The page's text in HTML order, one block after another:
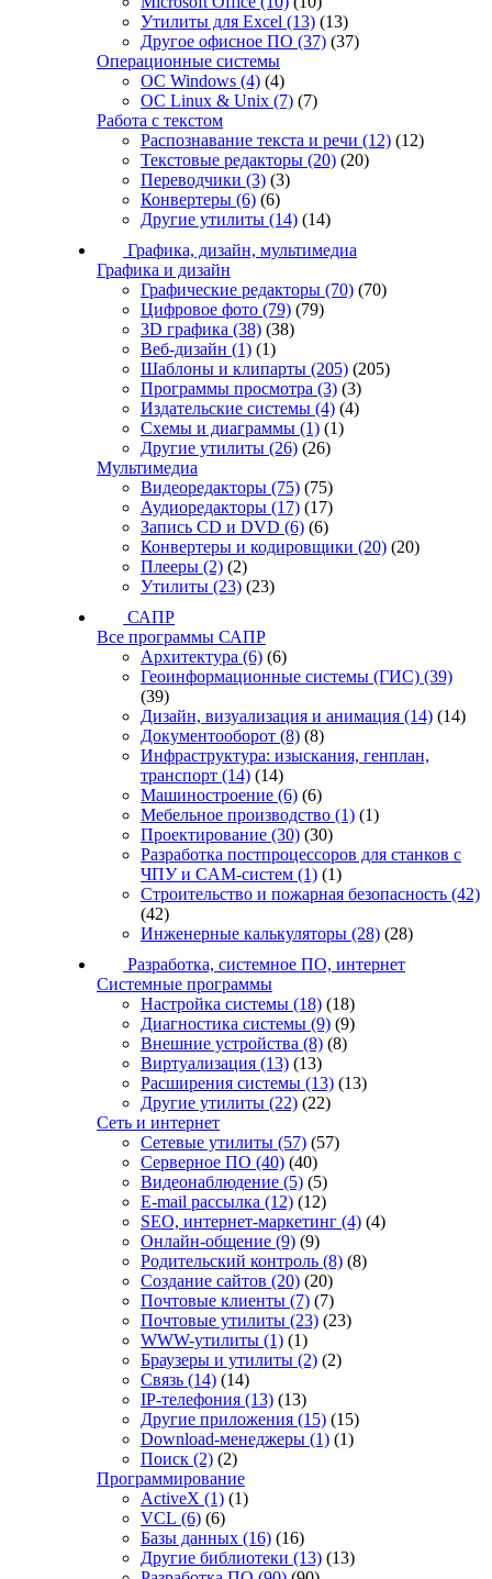
Утилиты для Excel (13) (13)
Другое офисное ПО (37) (37)
Операционные системы
ОС Windows (4) (4)
ОС Linux & Unix (7) (7)
Работа с текстом
Распознавание текста и речи (12) (12)
Текстовые редакторы (20) (20)
Переводчики (3) (3)
Конвертеры (6) (6)
Другие утилиты (14) (14)
Графика, дизайн, мультимедиа
Графика и дизайн
Графические редакторы (70) (70)
Цифровое фото (79) (79)
3D графика (38) (38)
Веб-дизайн (1) (1)
Шаблоны и клипарты (205) (205)
Программы просмотра (3) (3)
Издательские системы (4) (4)
Схемы и диаграммы (1) (1)
Другие утилиты (26) (26)
Мультимедиа
Видеоредакторы (75) (75)
Аудиоредакторы (17) (17)
Запись CD и DVD (6) (6)
Конвертеры и кодировщики (20) (20)
Плееры (2) (2)
Утилиты (23) (23)
САПР
Все программы САПР
Архитектура (6) (6)
Геоинформационные системы (ГИС) (39)
(39)
Дизайн, визуализация и анимация (14) (14)
Документооборот (8) (8)
Инфраструктура: изыскания, генплан,
транспорт (14) (14)
Машиностроение (6) (6)
Мебельное производство (1) (1)
Проектирование (30) (30)
Разработка постпроцессоров для станков с
ЧПУ и CAM-систем (1) (1)
Строительство и пожарная безопасность (42)
(42)
Инженерные калькуляторы (28) (28)
Разработка, системное ПО, интернет
Системные программы
Настройка системы (18) (18)
Диагностика системы (9) (9)
Внешние устройства (8) (8)
Виртуализация (13) (13)
Расширения системы (13) (13)
Другие утилиты (22) (22)
Сеть и интернет
Сетевые утилиты (57) (57)
Серверное ПО (40) (40)
Видеонаблюдение (5) (5)
E-mail рассылка (12) (12)
SEO, интернет-маркетинг (4) (4)
Онлайн-общение (9) (9)
Родительский контроль (8) (8)
Создание сайтов (20) (20)
Почтовые клиенты (7) (7)
Почтовые утилиты (23) (23)
WWW-утилиты (1) (1)
Браузеры и утилиты (2) (2)
Связь (14) (14)
IP-телефония (13) (13)
Другие приложения (15) (15)
Download-менеджеры (1) (1)
Поиск (2) (2)
Программирование
ActiveX (1) (1)
VCL (6) (6)
Базы данных (16) (16)
Другие библиотеки (13) (13)